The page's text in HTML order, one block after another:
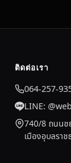
ติดต่อเรา
064-257-
LINE:
740/8 ถนนช
เมืองอุบลรา